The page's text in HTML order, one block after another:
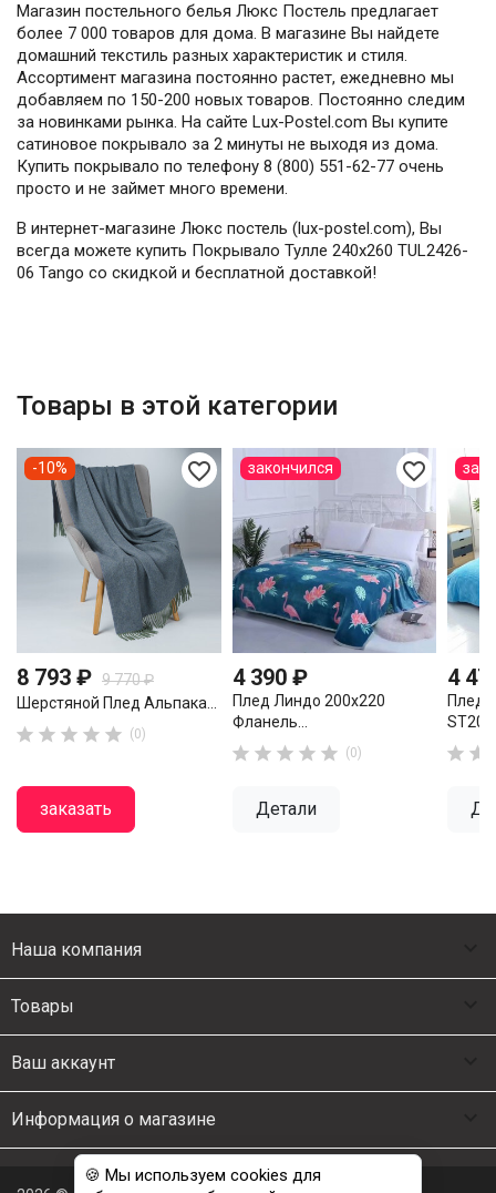
Магазин постельного белья Люкс Постель предлагает
более 7 000 товаров для дома. В магазине Вы найдете
домашний текстиль разных характеристик и стиля.
Ассортимент магазина постоянно растет, ежедневно мы
добавляем по 150-200 новых товаров. Постоянно следим
за новинками рынка. На сайте Lux-Postel.com Вы купите
сатиновое покрывало за 2 минуты не выходя из дома.
Купить покрывало по телефону 8 (800) 551-62-77 очень
просто и не займет много времени.
В интернет-магазине Люкс постель (lux-postel.com), Вы
всегда можете купить Покрывало Тулле 240х260 TUL2426-
06 Tango со скидкой и бесплатной доставкой!
Товары в этой категории
favorite_border
8 793 ₽ 9 770 ₽
Шерстяной Плед Альпака...
     (0)
заказать
-10% favorite_border
4 390 ₽
Плед Линдо 200х220
Фланель...
     (0)
Детали
закончился
4
Плед
 
Наша компания
Товары
Ваш аккаунт
Информация о магазине
🍪 Мы используем cookies для